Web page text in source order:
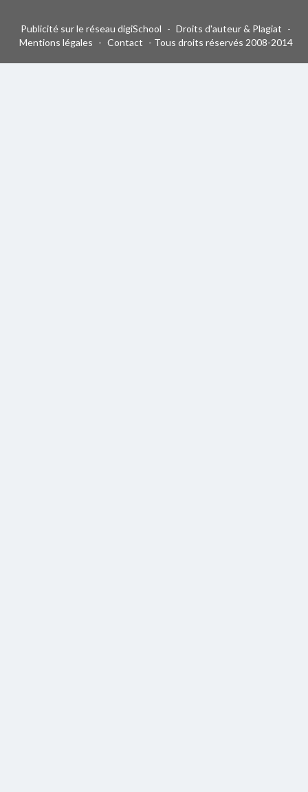
Publicité sur le réseau digiSchool - Droits d'auteur & Plagiat -
Mentions légales - Contact - Tous droits réservés 2008-2014